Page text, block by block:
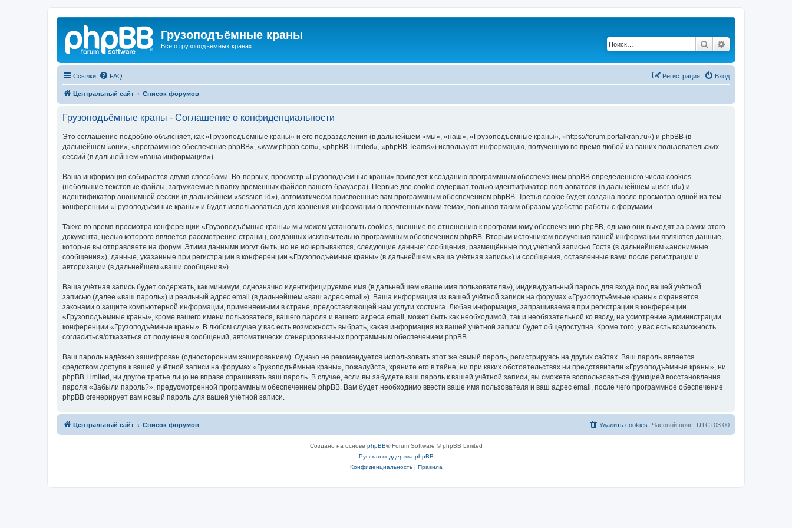
Грузоподъёмные краны
Всё о грузоподъёмных кранах Поиск
Ссылки FAQ Вход
Регистрация
Центральный сайт Список форумов
Грузоподъёмные краны - Соглашение о конфиденциальности
Это соглашение подробно объясняет, как «Грузоподъёмные краны» и его подразделения (в дальнейшем «мы», «наш», «Грузоподъёмные краны», «https://forum.portalkran.ru») и phpBB (в
дальнейшем «они», «программное обеспечение phpBB», «www.phpbb.com», «phpBB Limited», «phpBB Teams») используют информацию, полученную во время любой из ваших пользовательских
сессий (в дальнейшем «ваша информация»).
Ваша информация собирается двумя способами. Во-первых, просмотр «Грузоподъёмные краны» приведёт к созданию программным обеспечением phpBB определённого числа cookies
(небольшие текстовые файлы, загружаемые в папку временных файлов вашего браузера). Первые две cookie содержат только идентификатор пользователя (в дальнейшем «user-id») и
идентификатор анонимной сессии (в дальнейшем «session-id»), автоматически присвоенные вам программным обеспечением phpBB. Третья cookie будет создана после просмотра одной из тем
конференции «Грузоподъёмные краны» и будет использоваться для хранения информации о прочтённых вами темах, повышая таким образом удобство работы с форумами.
Также во время просмотра конференции «Грузоподъёмные краны» мы можем установить cookies, внешние по отношению к программному обеспечению phpBB, однако они выходят за рамки этого
документа, целью которого является рассмотрение страниц, созданных исключительно программным обеспечением phpBB. Вторым источником получения вашей информации являются данные,
которые вы отправляете на форум. Этими данными могут быть, но не исчерпываются, следующие данные: сообщения, размещённые под учётной записью Гостя (в дальнейшем «анонимные
сообщения»), данные, указанные при регистрации в конференции «Грузоподъёмные краны» (в дальнейшем «ваша учётная запись») и сообщения, оставленные вами после регистрации и
авторизации (в дальнейшем «ваши сообщения»).
Ваша учётная запись будет содержать, как минимум, однозначно идентифицируемое имя (в дальнейшем «ваше имя пользователя»), индивидуальный пароль для входа под вашей учётной
записью (далее «ваш пароль») и реальный адрес email (в дальнейшем «ваш адрес email»). Ваша информация из вашей учётной записи на форумах «Грузоподъёмные краны» охраняется
законами о защите компьютерной информации, применяемыми в стране, предоставляющей нам услуги хостинга. Любая информация, запрашиваемая при регистрации в конференции
«Грузоподъёмные краны», кроме вашего имени пользователя, вашего пароля и вашего адреса email, может быть как необходимой, так и необязательной ко вводу, на усмотрение администрации
конференции «Грузоподъёмные краны». В любом случае у вас есть возможность выбрать, какая информация из вашей учётной записи будет общедоступна. Кроме того, у вас есть возможность
согласиться/отказаться от получения сообщений, автоматически сгенерированных программным обеспечением phpBB.
Ваш пароль надёжно зашифрован (односторонним хэшированием). Однако не рекомендуется использовать этот же самый пароль, регистрируясь на других сайтах. Ваш пароль является
средством доступа к вашей учётной записи на форумах «Грузоподъёмные краны», пожалуйста, храните его в тайне, ни при каких обстоятельствах ни представители «Грузоподъёмные краны», ни
phpBB Limited, ни другое третье лицо не вправе спрашивать ваш пароль. В случае, если вы забудете ваш пароль к вашей учётной записи, вы сможете воспользоваться функцией восстановления
пароля «Забыли пароль?», предусмотренной программным обеспечением phpBB. Вам будет необходимо ввести ваше имя пользователя и ваш адрес email, после чего программное обеспечение
phpBB сгенерирует вам новый пароль для вашей учётной записи.
Центральный сайт Список форумов Часовой пояс: UTC+03:00
Удалить cookies
Создано на основе phpBB® Forum Software © phpBB Limited
Русская поддержка phpBB
Конфиденциальность| Правила